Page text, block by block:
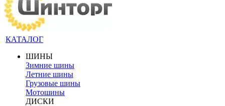
КАТАЛОГ
ШИНЫ
Зимние шины
Летние шины
Грузовые шины
Мотошины
ДИСКИ